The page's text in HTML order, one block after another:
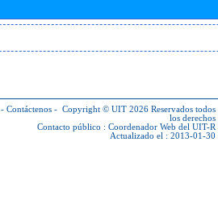
- Contáctenos - Copyright © UIT 2026 Reservados todos
los derechos
Contacto público : Coordenador Web del UIT-R
Actualizado el : 2013-01-30